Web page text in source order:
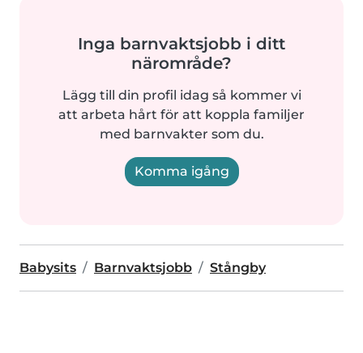
Inga barnvaktsjobb i ditt
närområde?
Lägg till din profil idag så kommer vi
att arbeta hårt för att koppla familjer
med barnvakter som du.
Komma igång
Babysits Barnvaktsjobb Stångby